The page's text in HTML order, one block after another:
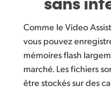
Comme le Video
vous pouvez
mémoires flash
marché. Les fichiers
être stockés sur des